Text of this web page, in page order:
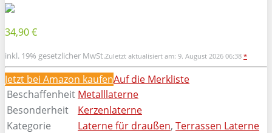
34,90 €
inkl. 19% gesetzlicher MwSt.Zuletzt aktualisiert am: 9. August 2026 06:38 *
Jetzt bei Amazon kaufenAuf die Merkliste
Beschaffenheit Metalllaterne
Besonderheit
Kerzenlaterne
Kategorie
Laterne für draußen, Terrassen Laterne